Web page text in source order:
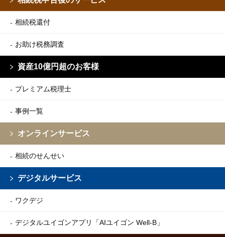
相続税還付
お助け税務調査
資産10億円超のお客様
プレミアム税理士
事例一覧
オンラインサービス
相続のせんせい
デジタルサービス
ワクデジ
デジタルユイゴンアプリ 「AIユイゴン Well-B」